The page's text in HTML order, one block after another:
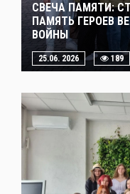
СВЕЧА ПАМЯТИ:
ПАМЯТЬ ГЕРОЕВ
ВОЙНЫ
25.06. 2026 189